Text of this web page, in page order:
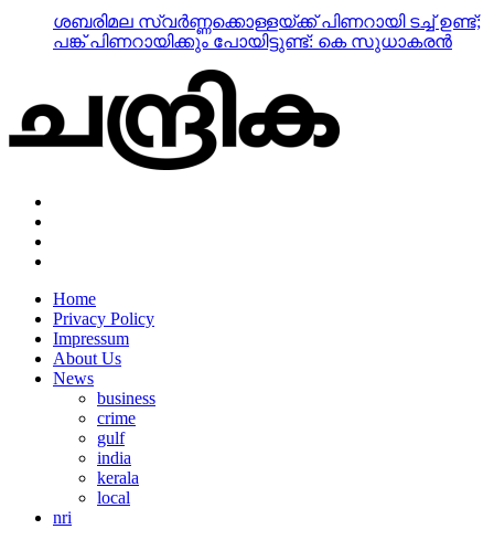
ശബരിമല സ്വര്‍ണ്ണക്കൊള്ളയ്ക്ക് പിണറായി ടച്ച് ഉണ്ട്;
പങ്ക് പിണറായിക്കും പോയിട്ടുണ്ട്: കെ സുധാകരന്‍
Home
Privacy Policy
Impressum
About Us
News
business
crime
gulf
india
kerala
local
nri